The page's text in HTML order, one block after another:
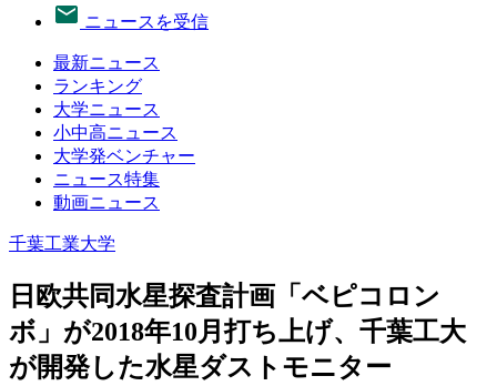
ニュースを受信
最新ニュース
ランキング
大学ニュース
小中高ニュース
大学発ベンチャー
ニュース特集
動画ニュース
千葉工業大学
日欧共同水星探査計画「ベピコロン
ボ」が2018年10月打ち上げ、千葉工大
が開発した水星ダストモニター